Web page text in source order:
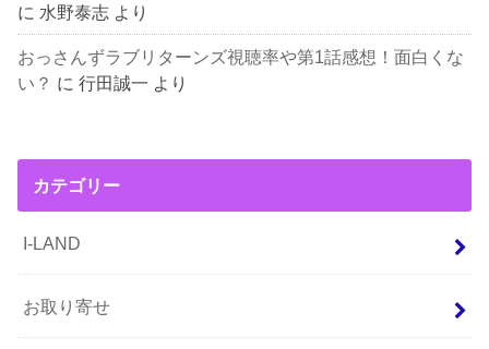
に 水野泰志 より
おっさんずラブリターンズ視聴率や第1話感想！面白くな
い？ に行田誠一 より
カテゴリー
I-LAND
お取り寄せ